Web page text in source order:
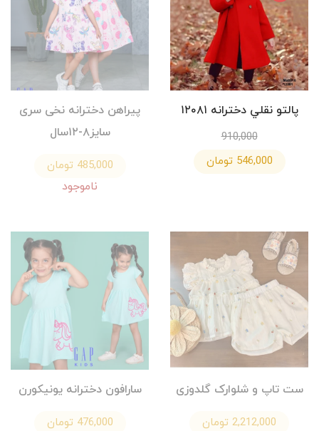
پالتو نقلي دخترانه ١٢٠٨١
910,000
546,000 تومان
پیراهن دخترانه نخی سری
سایز۸-۱۲سال
485,000 تومان
ناموجود
ست تاپ و شلوارک گلدوزی
2,212,000 تومان
سارافون دخترانه یونیکورن
476,000 تومان